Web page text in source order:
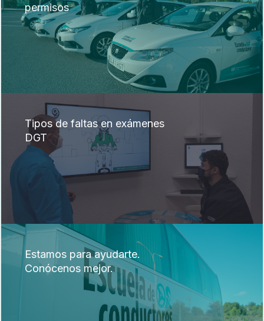
permisos
Tipos de faltas en exámenes
DGT
Estamos para ayudarte.
Conócenos mejor.